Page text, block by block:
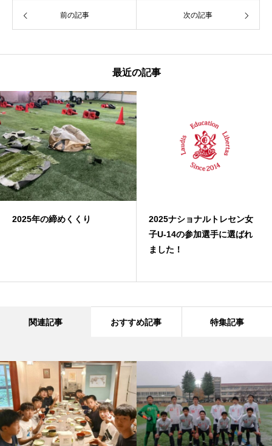
前の記事 次の記事
最近の記事
2025年の締めくくり
2025ナショナルトレセン女
子U-14の参加選手に選ばれ
ました！
関連記事 おすすめ記事 特集記事